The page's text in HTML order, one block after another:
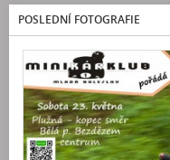
POSLEDNÍ FOTOGRAFIE